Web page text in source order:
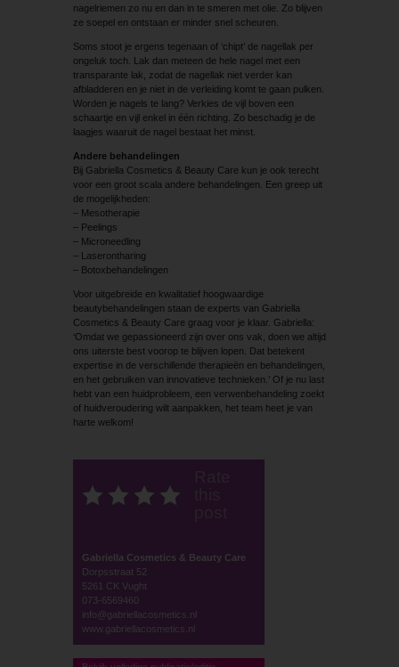
nagelriemen zo nu en dan in te smeren met olie. Zo blijven
ze soepel en ontstaan er minder snel scheuren.
Soms stoot je ergens tegenaan of ‘chipt’ de nagellak per
ongeluk toch. Lak dan meteen de hele nagel met een
transparante lak, zodat de nagellak niet verder kan
afbladderen en je niet in de verleiding komt te gaan pulken.
Worden je nagels te lang? Verkies de vijl boven een
schaartje en vijl enkel in één richting. Zo beschadig je de
laagjes waaruit de nagel bestaat het minst.
Andere behandelingen
Bij Gabriella Cosmetics & Beauty Care kun je ook terecht
voor een groot scala andere behandelingen. Een greep uit
de mogelijkheden:
– Mesotherapie
– Peelings
– Microneedling
– Laserontharing
– Botoxbehandelingen
Voor uitgebreide en kwalitatief hoogwaardige
beautybehandelingen staan de experts van Gabriella
Cosmetics & Beauty Care graag voor je klaar. Gabriella:
‘Omdat we gepassioneerd zijn over ons vak, doen we altijd
ons uiterste best voorop te blijven lopen. Dat betekent
expertise in de verschillende therapieën en behandelingen,
en het gebruiken van innovatieve technieken.’ Of je nu last
hebt van een huidprobleem, een verwenbehandeling zoekt
of huidveroudering wilt aanpakken, het team heet je van
harte welkom!
Gabriella Cosmetics & Beauty Care
Dorpsstraat 52
5261 CK Vught
073-6569460
info@gabriellacosmetics.nl
www.gabriellacosmetics.nl